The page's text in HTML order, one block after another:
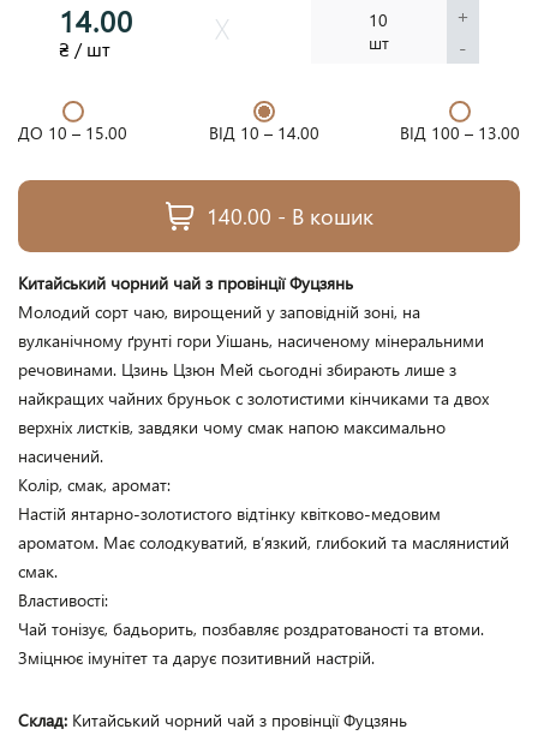
14.00
₴ / шт
10
шт
+
-
ДО 10 – 15.00 ВІД 10 – 14.00 ВІД 100 – 13.00
140.00 - В кошик
Китайський чорний чай з провінції Фуцзянь
Молодий сорт чаю, вирощений у заповідній зоні, на
вулканічному ґрунті гори Уішань, насиченому мінеральними
речовинами. Цзинь Цзюн Мей сьогодні збирають лише з
найкращих чайних бруньок с золотистими кінчиками та двох
верхніх листків, завдяки чому смак напою максимально
насичений.
Колір, смак, аромат:
Настій янтарно-золотистого відтінку квітково-медовим
ароматом. Має солодкуватий, в’язкий, глибокий та маслянистий
смак.
Властивості:
Чай тонізує, бадьорить, позбавляє роздратованості та втоми.
Зміцнює імунітет та дарує позитивний настрій.
Склад: Китайський чорний чай з провінції Фуцзянь